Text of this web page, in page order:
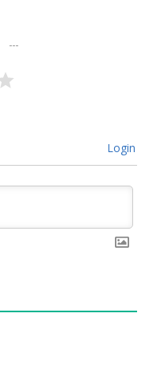
Login